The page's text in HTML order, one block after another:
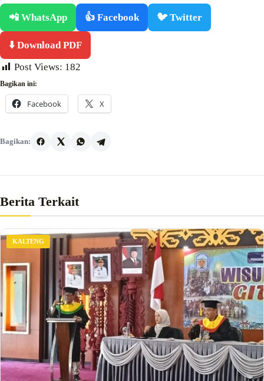
📲 WhatsApp 👍 Facebook 🐦 Twitter
⬇️ Download PDF
Post Views: 182
Bagikan ini:
Facebook X
Bagikan:
Berita Terkait
KALTENG